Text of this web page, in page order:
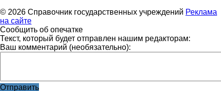
© 2026 Справочник государственных учреждений Реклама
на сайте
Сообщить об опечатке
Текст, который будет отправлен нашим редакторам:
Ваш комментарий (необязательно):
Отправить